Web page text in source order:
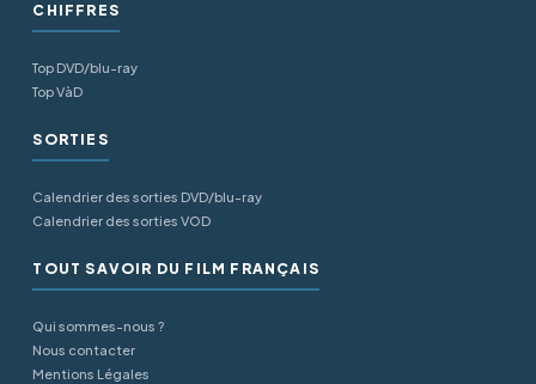
CHIFFRES
Top DVD/blu-ray
Top VàD
SORTIES
Calendrier des sorties DVD/blu-ray
Calendrier des sorties VOD
TOUT SAVOIR DU FILM FRANÇAIS
Qui sommes-nous ?
Nous contacter
Mentions Légales